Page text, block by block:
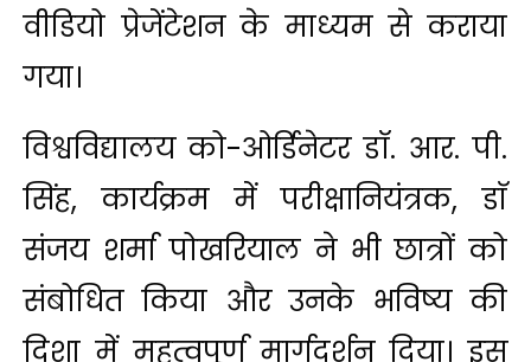
वीडियो प्रेजेंटेशन के माध्यम से कराया
गया।
विश्वविद्यालय को-ओर्डिनेटर डॉ. आर. पी.
सिंह, कार्यक्रम में परीक्षानियंत्रक, डाॅ
संजय शर्मा पोखरियाल ने भी छात्रों को
संबोधित किया और उनके भविष्य की
दिशा में महत्वपूर्ण मार्गदर्शन दिया। इस